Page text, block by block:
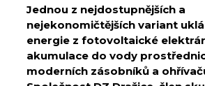
Jednou z nejdostupnějších a
nejekonomičtějších variant
energie z fotovoltaické
akumulace do vody
moderních zásobníků a